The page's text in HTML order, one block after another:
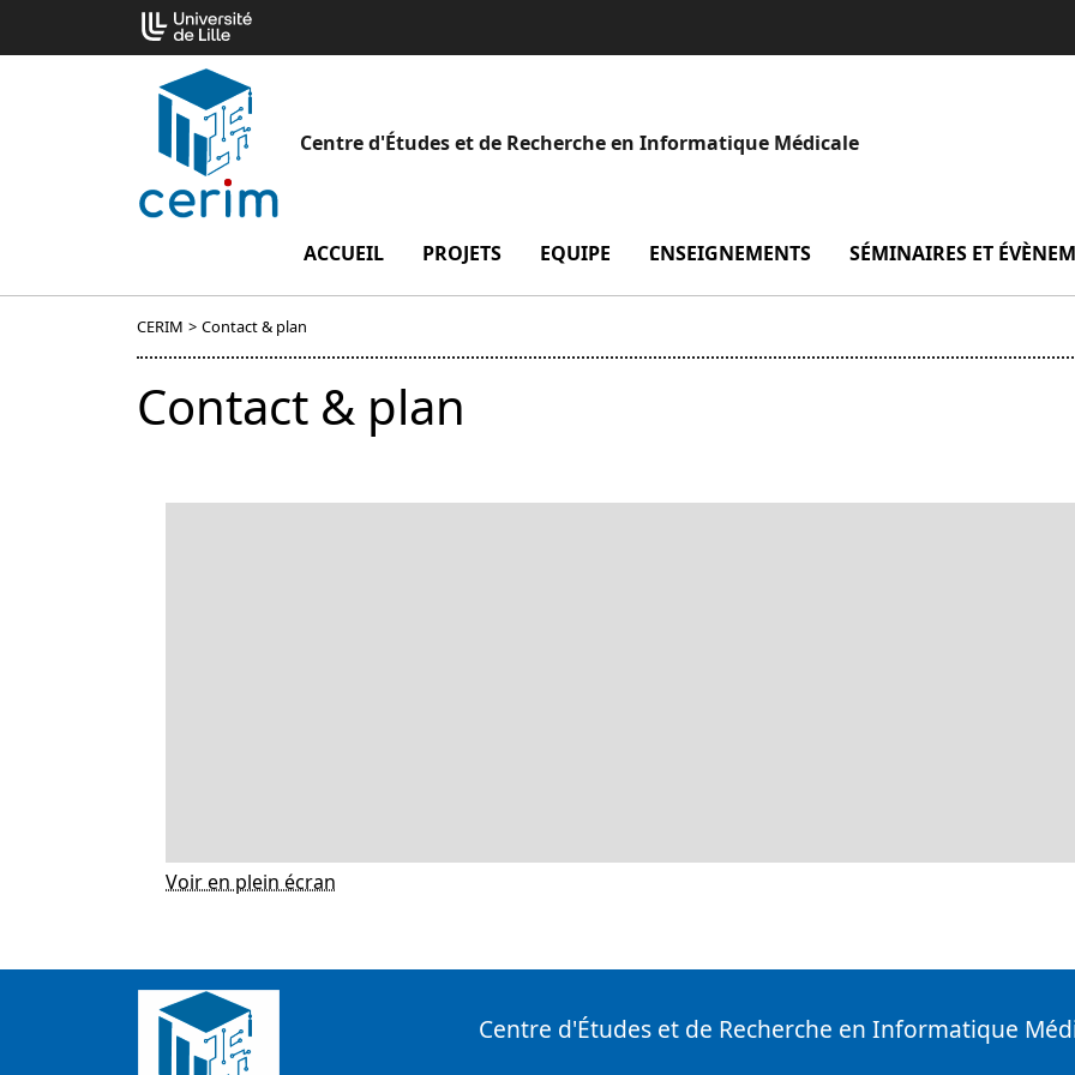
Centre d'Études et de Recherche en Informatique Médicale
ACCUEIL menu Accueil
PROJETS menu Projets
EQUIPE menu Equipe
ENSEIGNEMENTS menu Enseignements
SÉMINAIRES ET
CERIM > Contact & plan
Contact & plan
Voir en plein écran
Centre d'Études et de Recherche en Informatique
Cookies management panel